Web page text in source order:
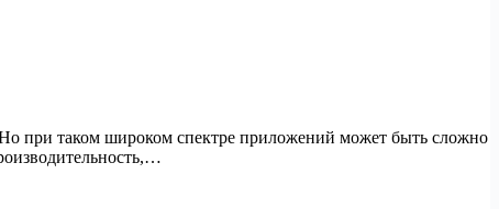
при таком широком спектре приложений может быть сложно